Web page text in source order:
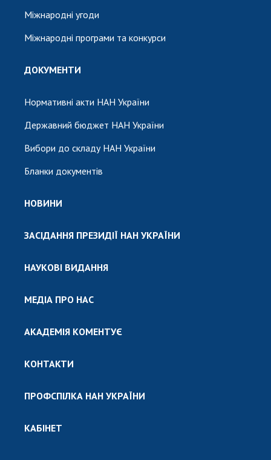
Міжнародні угоди
Міжнародні програми та конкурси
ДОКУМЕНТИ
Нормативні акти НАН України
Державний бюджет НАН України
Вибори до складу НАН України
Бланки документів
НОВИНИ
ЗАСІДАННЯ ПРЕЗИДІЇ НАН УКРАЇНИ
НАУКОВІ ВИДАННЯ
МЕДІА ПРО НАС
АКАДЕМІЯ КОМЕНТУЄ
КОНТАКТИ
ПРОФСПІЛКА НАН УКРАЇНИ
КАБІНЕТ